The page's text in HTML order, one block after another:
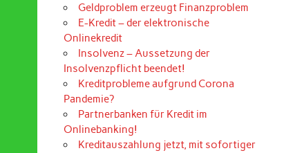
Geldproblem erzeugt Finanzproblem
E-Kredit – der elektronische
Onlinekredit
Insolvenz – Aussetzung der
Insolvenzpflicht beendet!
Kreditprobleme aufgrund Corona
Pandemie?
Partnerbanken für Kredit im
Onlinebanking!
Kreditauszahlung jetzt, mit sofortiger